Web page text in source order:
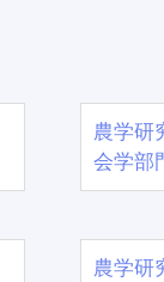
農学
会学部
農学